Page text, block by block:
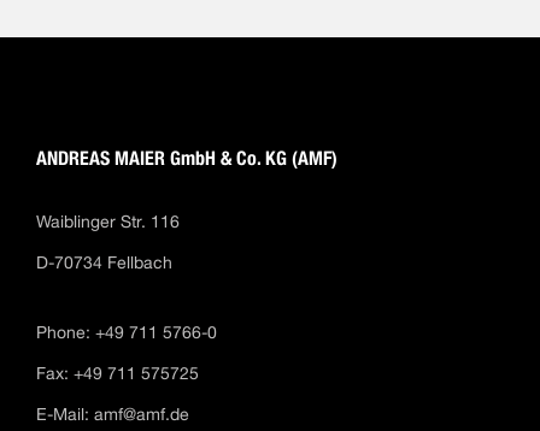
ANDREAS MAIER GmbH & Co. KG (AMF)
Waiblinger Str. 116
D-70734 Fellbach
Phone: +49 711 5766-0
Fax: +49 711 575725
E-Mail: amf@amf.de